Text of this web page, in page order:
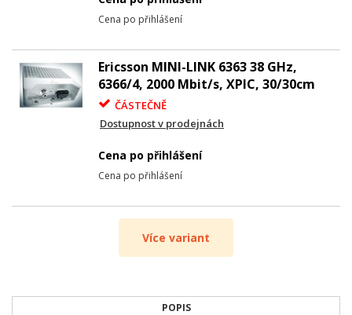
Cena po přihlášení
Ericsson MINI-LINK 6363 38 GHz,
6366/4, 2000 Mbit/s, XPIC, 30/30cm
ČÁSTEČNĚ
Dostupnost v prodejnách
Cena po přihlášení
Cena po přihlášení
Více variant
POPIS